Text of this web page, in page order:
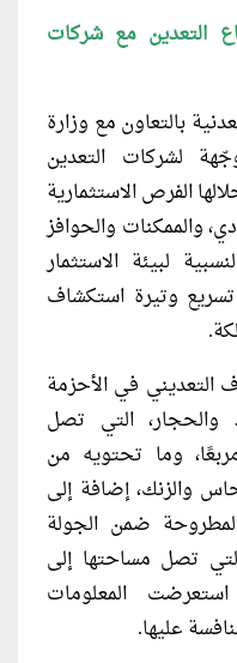
التعدين مع شركات
بالتعاون مع وزارة
لشركات التعدين
الفرص الاستثمارية
والممكنات والحوافز
لبيئة الاستثمار
وتيرة استكشاف
التعديني في الأحزمة
والحجار، التي تصل
مربعًا، وما تحتويه من
والزنك، إضافة إلى
ضمن الجولة
تصل مساحتها إلى
استعرضت المعلومات
عليها.